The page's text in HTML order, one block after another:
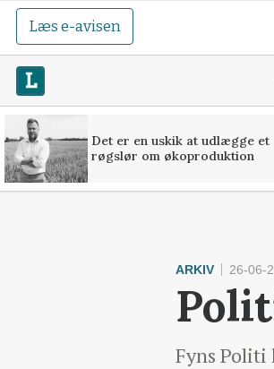
Læs e-avisen
Det er en uskik at udlægge et
røgslør om økoproduktion
ARKIV 26-06-
Fyns Politi